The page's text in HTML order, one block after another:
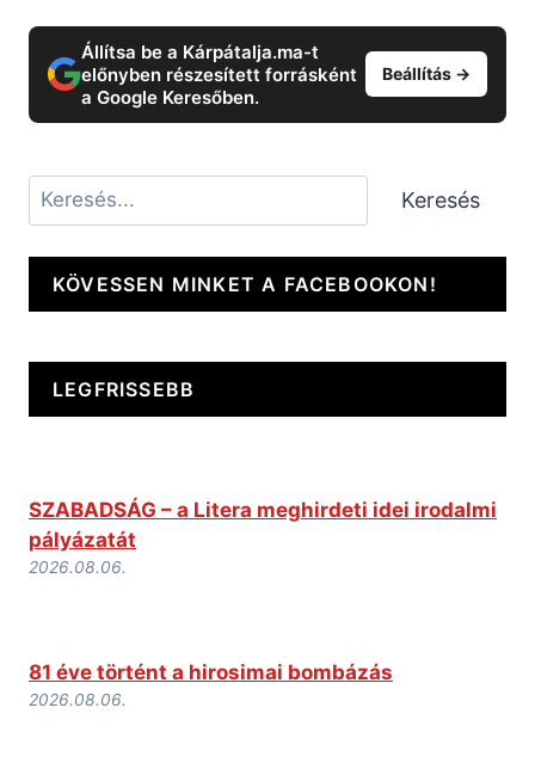
Állítsa be a Kárpátalja.ma-t
előnyben részesített forrásként
a Google Keresőben.
Beállítás →
Keresés Keresés
KÖVESSEN MINKET A FACEBOOKON!
LEGFRISSEBB
SZABADSÁG – a Litera meghirdeti idei irodalmi
pályázatát
2026.08.06.
81 éve történt a hirosimai bombázás
2026.08.06.